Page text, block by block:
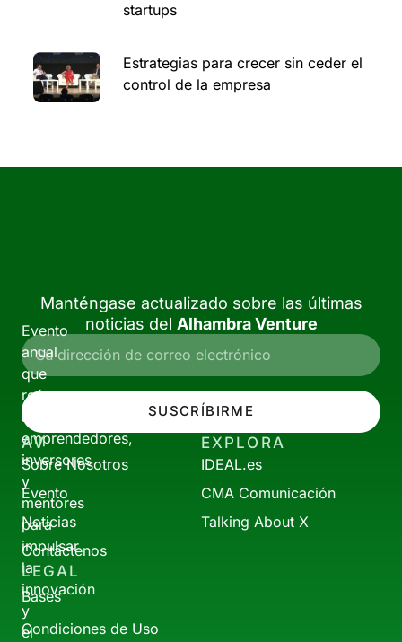
startups
Estrategias para crecer sin ceder el
control de la empresa
Evento
anual
que
reúne
a
emprendedores,
inversores
y
mentores
para
impulsar
la
innovación
y
el
Manténgase actualizado sobre las últimas
noticias del Alhambra Venture
SUSCRÍBIRME
AV
Sobre Nosotros
Evento
Noticias
Contáctenos
EXPLORA
IDEAL.es
CMA Comunicación
Talking About X
LEGAL
Bases
Condiciones de Uso